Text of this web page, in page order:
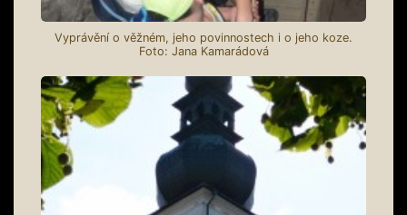
Vyprávění o věžném, jeho povinnostech i o jeho koze.
Foto: Jana Kamarádová